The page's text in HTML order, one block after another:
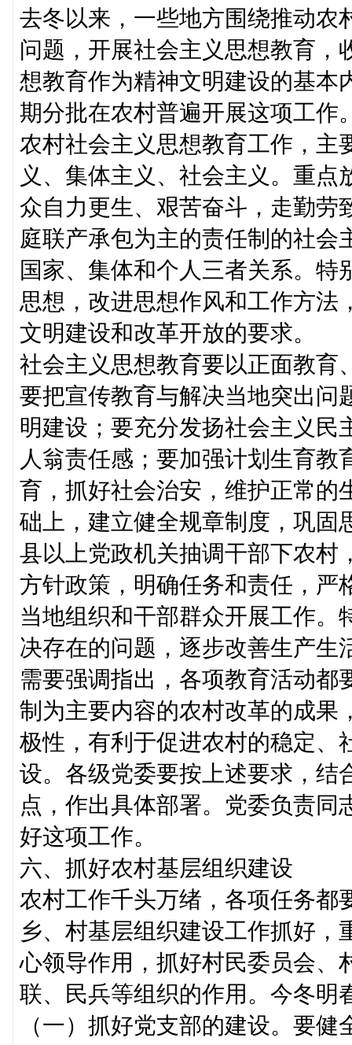
去冬以来，一些地方围绕推动农
问题，开展社会主义思想教育，
想教育作为精神文明建设的基本
期分批在农村普遍开展这项工作
农村社会主义思想教育工作，主
义、集体主义、社会主义。重
众自力更生、艰苦奋斗，走勤劳
庭联产承包为主的责任制的社会
国家、集体和个人三者关系。
思想，改进思想作风和工作方法
文明建设和改革开放的要求。
社会主义思想教育要以正面教育
要把宣传教育与解决当地突出问
明建设；要充分发扬社会主义民
人翁责任感；要加强计划生育
育，抓好社会治安，维护正常的
础上，建立健全规章制度，巩固
县以上党政机关抽调干部下农村
方针政策，明确任务和责任，严
当地组织和干部群众开展工作。
决存在的问题，逐步改善生产生
需要强调指出，各项教育活动都
制为主要内容的农村改革的成果
极性，有利于促进农村的稳定、
设。各级党委要按上述要求，结
点，作出具体部署。党委负责
好这项工作。
六、抓好农村基层组织建设
农村工作千头万绪，各项任务都
乡、村基层组织建设工作抓好
心领导作用，抓好村民委员会、
联、民兵等组织的作用。今冬明
（一）抓好党支部的建设。要